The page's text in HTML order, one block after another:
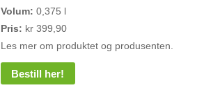
Volum: 0,375 l
Pris: kr 399,90
Les mer om produktet og produsenten.
Bestill her!